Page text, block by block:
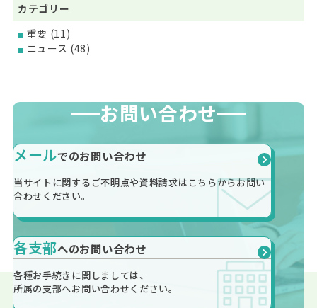
カテゴリー
重要 (11)
ニュース (48)
お問い合わせ
メールでのお問い合わせ
当サイトに関するご不明点や資料請求は こちらからお問い
合わせください。
各支部へのお問い合わせ
各種お手続きに関しましては、
所属の支部へお問い合わせください。